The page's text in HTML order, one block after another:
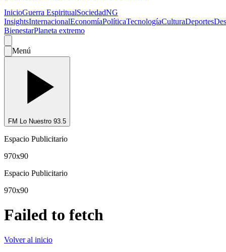
InicioGuerra EspiritualSociedadNG
InsightsInternacionalEconomíaPolíticaTecnologíaCulturaDeportes
BienestarPlaneta extremo
Menú
FM Lo Nuestro 93.5
Espacio Publicitario
970x90
Espacio Publicitario
970x90
Failed to fetch
Volver al inicio